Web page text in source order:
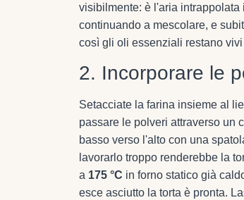
visibilmente: è l'aria
continuando a mescolare, e
così gli oli essenziali restano vivi
2. Incorporare le
Setacciate la farina insieme al
passare le polveri attraverso un
basso verso l'alto con una
lavorarlo troppo renderebbe la
a 175 °C in forno statico già
esce asciutto la torta è pronta.